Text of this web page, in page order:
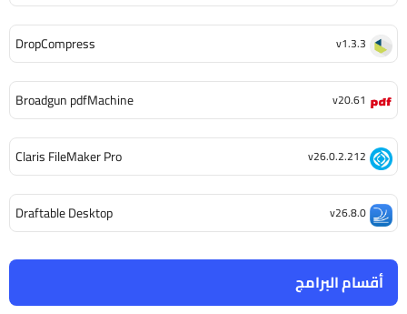
أقسام البرامج
DropCompress v1.3.3
Broadgun pdfMachine v20.61
Claris FileMaker Pro v26.0.2.212
Draftable Desktop v26.8.0